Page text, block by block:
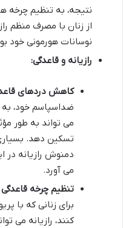
نتیجه، به تنظیم
از زنان با مصرف منظم
نوسانات هورمونی خود
رازیانه و قاعدگی:
کاهش دردهای
ضداسپاسم خود،
می تواند به طور
تسکین دهد.
دمنوش رازیانه در
می آورد.
تنظیم چرخه
برای زنانی که با
کنند، رازیانه می